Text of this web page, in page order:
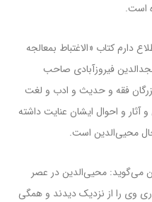
است.
دارم کتاب «الاغتباط بمعالجه
فیروزآبادی صاحب
است که از بزرگان فقه و حدیث و ادب و لغت
و احوال ایشان عنایت داشته
محیی‌الدین است.
می‌گوید: محیی‌الدین در عصر
وی را از نزدیک دیدند و همگی